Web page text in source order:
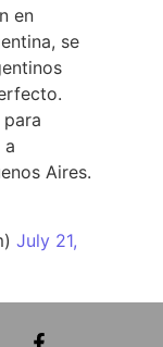
en
se
a
Aires.
July 21,